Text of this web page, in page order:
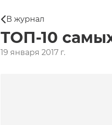
В журнал
ТОП-10
19 января 2017 г.